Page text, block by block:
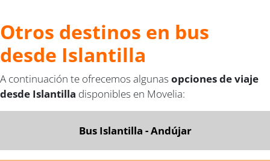
Otros destinos en bus
desde Islantilla
A continuación te ofrecemos algunas opciones de viaje
desde Islantilla disponibles en Movelia:
Bus Islantilla - Andújar